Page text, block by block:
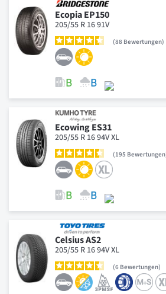
Ecopia EP150
205/55 R 16 91V
88 Bewertungen
Ecowing ES31
205/55 R 16 94V XL
195 Bewertungen
Celsius AS2
205/55 R 16 94V XL
6 Bewertungen